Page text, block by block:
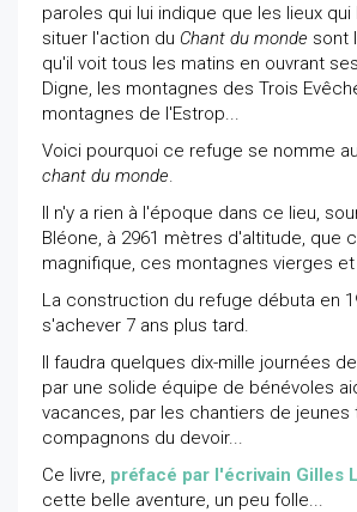
paroles qui lui indique que les lieux
situer l'action du Chant du monde sont
qu'il voit tous les matins en ouvrant
Digne, les montagnes des Trois
montagnes de l'Estrop...
Voici pourquoi ce refuge se nomme
chant du monde.
Il n'y a rien à l'époque dans ce lieu,
Bléone, à 2961 mètres d'altitude, que
magnifique, ces montagnes vierges
La construction du refuge débuta en
s'achever 7 ans plus tard.
Il faudra quelques dix-mille journées
par une solide équipe de bénévoles
vacances, par les chantiers de jeunes
compagnons du devoir...
Ce livre, préfacé par l'écrivain Gilles
cette belle aventure, un peu folle...